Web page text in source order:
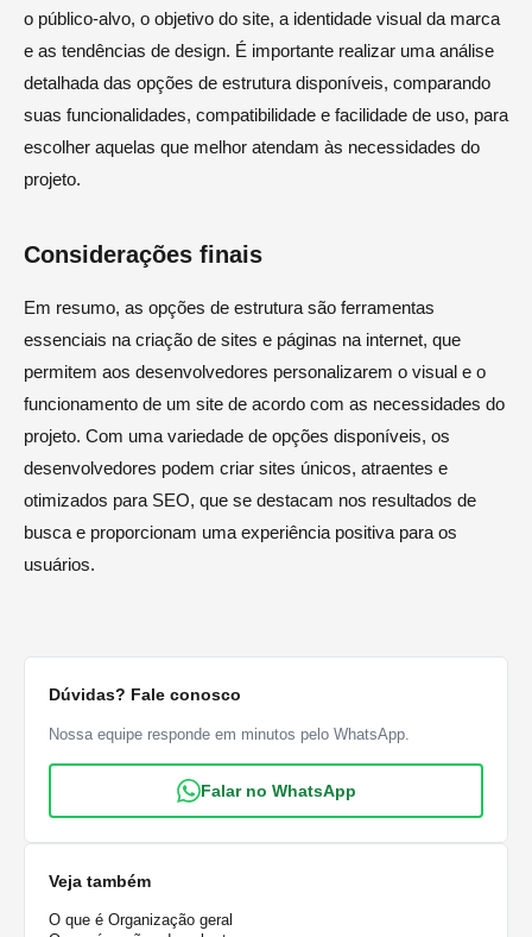
o público-alvo, o objetivo do site, a identidade visual da marca
e as tendências de design. É importante realizar uma análise
detalhada das opções de estrutura disponíveis, comparando
suas funcionalidades, compatibilidade e facilidade de uso, para
escolher aquelas que melhor atendam às necessidades do
projeto.
Considerações finais
Em resumo, as opções de estrutura são ferramentas
essenciais na criação de sites e páginas na internet, que
permitem aos desenvolvedores personalizarem o visual e o
funcionamento de um site de acordo com as necessidades do
projeto. Com uma variedade de opções disponíveis, os
desenvolvedores podem criar sites únicos, atraentes e
otimizados para SEO, que se destacam nos resultados de
busca e proporcionam uma experiência positiva para os
usuários.
Dúvidas? Fale conosco
Nossa equipe responde em minutos pelo WhatsApp.
Falar no WhatsApp
Veja também
O que é Organização geral